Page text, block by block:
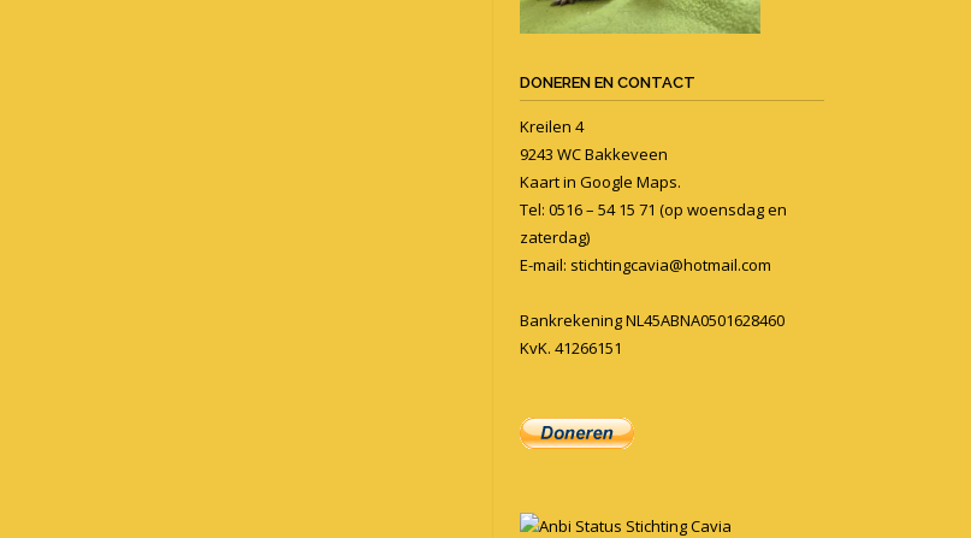
DONEREN EN CONTACT
Kreilen 4
9243 WC Bakkeveen
Kaart in Google Maps.
Tel: 0516 – 54 15 71 (op woensdag en
zaterdag)
E-mail: stichtingcavia@hotmail.com
Bankrekening NL45ABNA0501628460
KvK. 41266151
Anbi Status Stichting Cavia